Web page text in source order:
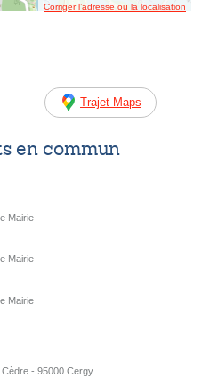
Corriger l’adresse ou la localisation
Trajet Maps
en commun
Mairie
Mairie
Mairie
- 95000 Cergy